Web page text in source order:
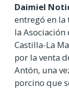
Daimiel
entregó en la
la Asociación
Castilla-La
por la venta
Antón, una
porcino que